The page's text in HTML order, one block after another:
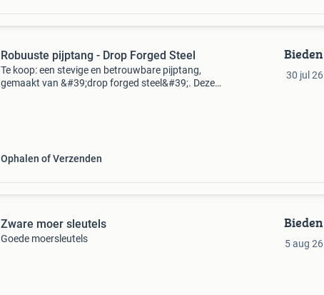
Robuuste pijptang - Drop Forged Steel
Te koop: een stevige en betrouwbare pijptang,
gemaakt van &#39;drop forged steel&#39;. Deze
Ophalen of Verzenden
Bieden
30 jul 26
Zware moer sleutels
Goede moersleutels
Bieden
5 aug 26